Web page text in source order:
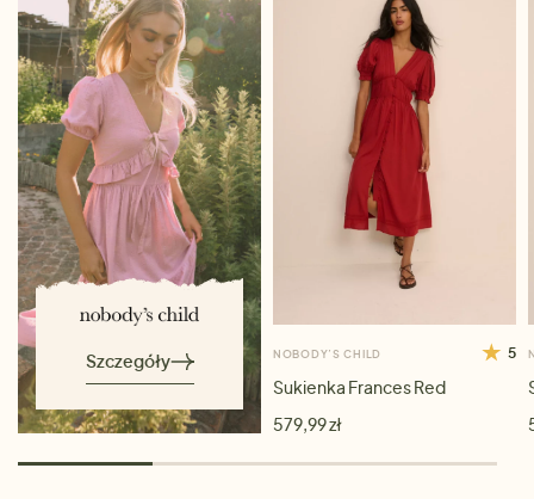
Szczegóły NOBODY’S CHILD 5
Sukienka Frances Red
579,99 zł